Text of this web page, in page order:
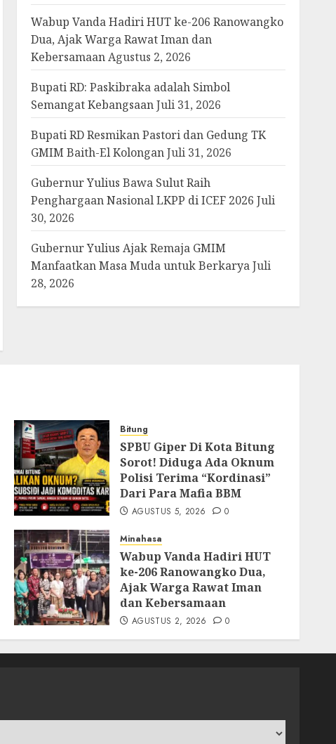
Wabup Vanda Hadiri HUT ke-206 Ranowangko
Dua, Ajak Warga Rawat Iman dan
Kebersamaan Agustus 2, 2026
Bupati RD: Paskibraka adalah Simbol
Semangat Kebangsaan Juli 31, 2026
Bupati RD Resmikan Pastori dan Gedung TK
GMIM Baith-El Kolongan Juli 31, 2026
Gubernur Yulius Bawa Sulut Raih
Penghargaan Nasional LKPP di ICEF 2026 Juli
30, 2026
Gubernur Yulius Ajak Remaja GMIM
Manfaatkan Masa Muda untuk Berkarya Juli
28, 2026
Bitung
SPBU Giper Di Kota Bitung
Sorot! Diduga Ada Oknum
Polisi Terima “Kordinasi”
Dari Para Mafia BBM
AGUSTUS 5, 2026 0
Minahasa
Wabup Vanda Hadiri HUT
ke-206 Ranowangko Dua,
Ajak Warga Rawat Iman
dan Kebersamaan
AGUSTUS 2, 2026 0